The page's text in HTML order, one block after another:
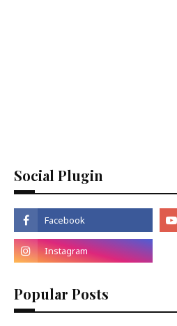
Social Plugin
Popular Posts